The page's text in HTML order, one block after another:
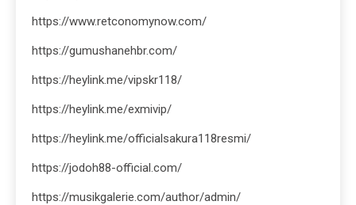
https://www.retconomynow.com/
https://gumushanehbr.com/
https://heylink.me/vipskr118/
https://heylink.me/exmivip/
https://heylink.me/officialsakura118resmi/
https://jodoh88-official.com/
https://musikgalerie.com/author/admin/